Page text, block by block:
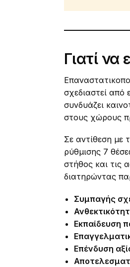
Γιατί
σχεδιαστεί από
συνδυάζει
στους χώρους
Σε αντίθεση με
ρύθμισης 7
στήθος και τις
διατηρώντας
Συμπαγής
Εκπαίδευση
Επένδυση